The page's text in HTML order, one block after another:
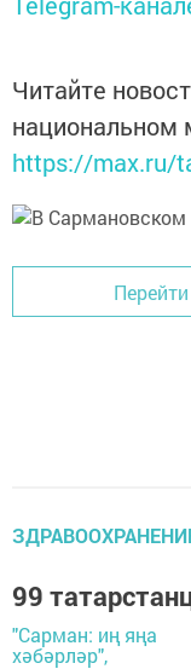
Читайте
национальном
https://max.ru/
99
"Сарман: иң яңа
хәбәрләр",